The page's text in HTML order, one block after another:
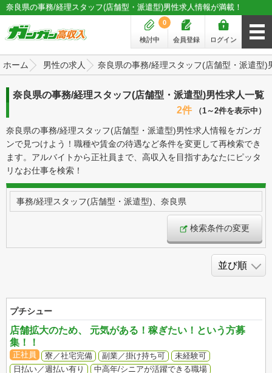
奈良県の事務/経理スタッフ(店舗型・派遣型)男性求人情報が満載！
ログイン
会員登録
検討中
0
ホーム 男性の求人 奈良県の事務/経理スタッフ(店舗型・派遣型)
奈良県の事務/経理スタッフ(店舗型・派遣型)男性求人一覧
2件
（1～2件を表示中）
奈良県の事務/経理スタッフ(店舗型・派遣型)男性求人情報をガンガ
ンで見つけよう！職種や賃金の待遇など条件を変更して再検索でき
ます。アルバイトから正社員まで、高収入を目指すあなたにピッタ
リなお仕事を検索！
事務/経理スタッフ(店舗型・派遣型)、奈良県
検索条件の変更
プチシュー
店舗拡大のため、 元気がある！稼ぎたい！という方募
集！！
正社員 寮／社宅完備 副業／掛け持ち可
未経験可
日払い／週払い有り
中高年/シニアが活躍できる職場